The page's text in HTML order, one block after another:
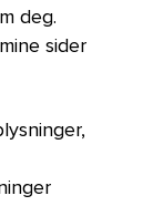
deg.
sider